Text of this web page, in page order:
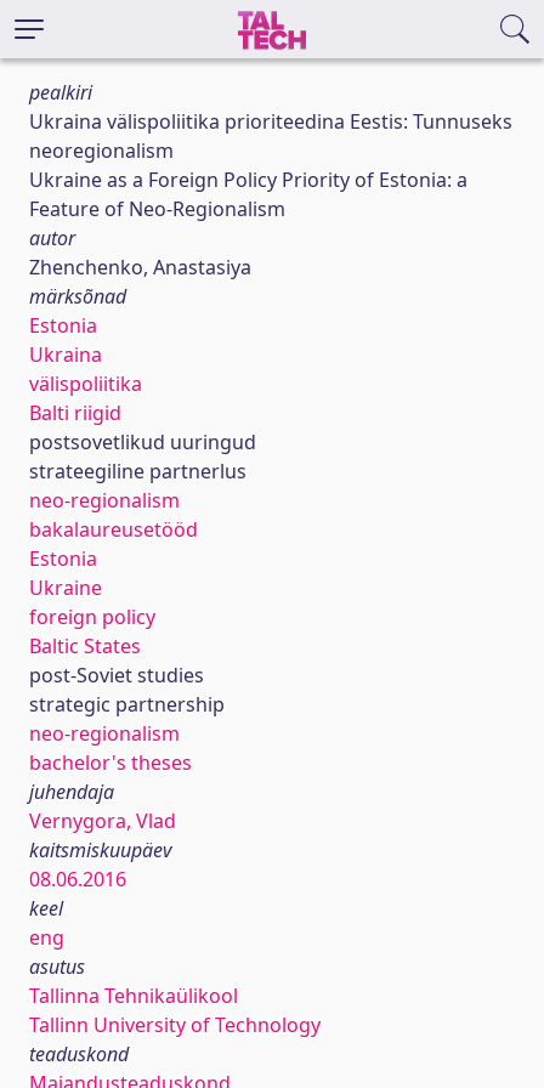
pealkiri
Ukraina välispoliitika prioriteedina Eestis: Tunnuseks
neoregionalism
Ukraine as a Foreign Policy Priority of Estonia: a
Feature of Neo-Regionalism
autor
Zhenchenko, Anastasiya
märksõnad
Estonia
Ukraina
välispoliitika
Balti riigid
postsovetlikud uuringud
strateegiline partnerlus
neo-regionalism
bakalaureusetööd
Estonia
Ukraine
foreign policy
Baltic States
post-Soviet studies
strategic partnership
neo-regionalism
bachelor's theses
juhendaja
Vernygora, Vlad
kaitsmiskuupäev
08.06.2016
keel
eng
asutus
Tallinna Tehnikaülikool
Tallinn University of Technology
teaduskond